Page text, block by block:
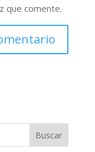
que comente.
Buscar